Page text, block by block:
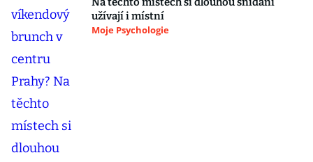
užívají i místní
Moje Psychologie